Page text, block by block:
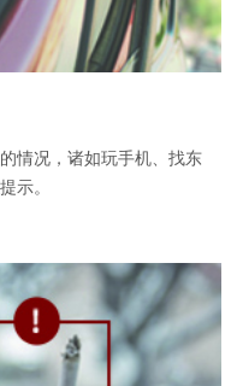
情况，诸如玩手机、找东
示。